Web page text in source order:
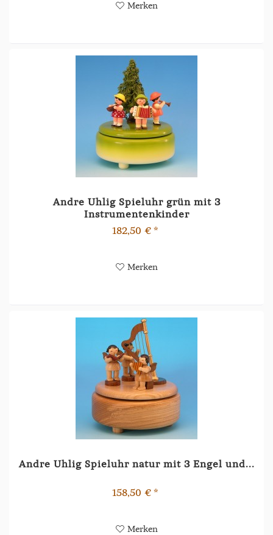
Merken
Andre Uhlig Spieluhr grün mit 3
Instrumentenkinder
182,50 € *
Merken
Andre Uhlig Spieluhr natur mit 3 Engel und...
158,50 € *
Merken